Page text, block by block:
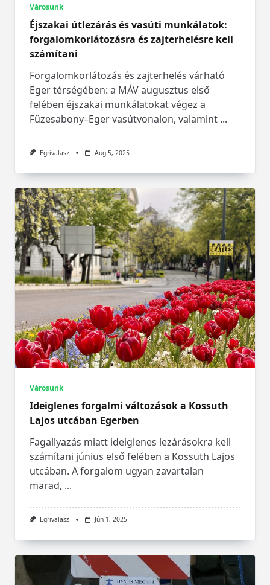
Városunk
Éjszakai útlezárás és vasúti munkálatok:
forgalomkorlátozásra és zajterhelésre kell
számítani
Forgalomkorlátozás és zajterhelés várható
Eger térségében: a MÁV augusztus első
felében éjszakai munkálatokat végez a
Füzesabony–Eger vasútvonalon, valamint ...
Egrivalasz Aug 5, 2025
Városunk
Ideiglenes forgalmi változások a Kossuth
Lajos utcában Egerben
Fagallyazás miatt ideiglenes lezárásokra kell
számítani június első felében a Kossuth Lajos
utcában. A forgalom ugyan zavartalan
marad, ...
Egrivalasz Jún 1, 2025